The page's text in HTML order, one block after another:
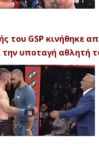
του GSP κινήθηκε
υποταγή αθλητή